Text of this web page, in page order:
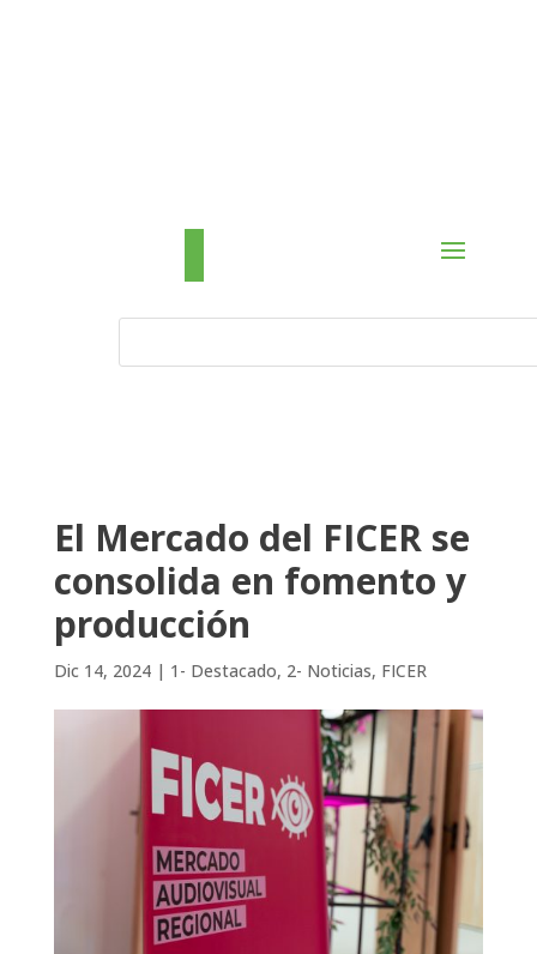
El Mercado del FICER se
consolida en fomento y
producción
Dic 14, 2024| 1- Destacado, 2- Noticias, FICER